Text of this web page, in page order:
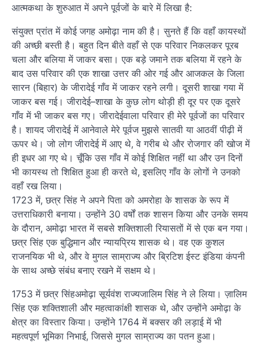
आत्मकथा के शुरुआत में अपने पूर्वजों के बारे में लिखा है:
संयुक्त प्रांत में कोई जगह अमोढ़ा नाम की है। सुनते हैं कि वहाँ कायस्थों
की अच्छी बस्ती है। बहुत दिन बीते वहाँ से एक परिवार निकलकर पूरब
चला और बलिया में जाकर बसा। एक बड़े जमाने तक बलिया में रहने के
बाद उस परिवार की एक शाखा उत्तर की ओर गई और आजकल के जिला
सारन (बिहार) के जीरादेई गाँव में जाकर रहने लगी। दूसरी शाखा गया में
जाकर बस गई। जीरादेई–शाखा के कुछ लोग थोड़ी ही दूर पर एक दूसरे
गाँव में भी जाकर बस गए। जीरादेईवाला परिवार ही मेरे पूर्वजों का परिवार
है। शायद जीरादेई में आनेवाले मेरे पूर्वज मुझसे सातवी या आठवीं पीढ़ी में
ऊपर थे। जो लोग जीरादेई में आए थे, वे गरीब थे और रोजगार की खोज में
ही इधर आ गए थे। चूँकि उस गाँव में कोई शिक्षित नहीं था और उन दिनों
भी कायस्थ तो शिक्षित हुआ ही करते थे, इसलिए गाँव के लोगों ने उनको
वहाँ रख लिया।
1723 में, छत्र सिंह ने अपने पिता को अमरोहा के शासक के रूप में
उत्तराधिकारी बनाया। उन्होंने 30 वर्षों तक शासन किया और उनके समय
के दौरान, अमोढ़ा भारत में सबसे शक्तिशाली रियासतों में से एक बन गया।
छत्र सिंह एक बुद्धिमान और न्यायप्रिय शासक थे। वह एक कुशल
राजनयिक भी थे, और वे मुगल साम्राज्य और ब्रिटिश ईस्ट इंडिया कंपनी
के साथ अच्छे संबंध बनाए रखने में सक्षम थे।
1753 में छत्र सिंहअमोढ़ा सूर्यवंश राज्यजालिम सिंह ने ले लिया। ज़ालिम
सिंह एक शक्तिशाली और महत्वाकांक्षी शासक थे, और उन्होंने अमोढ़ा के
क्षेत्र का विस्तार किया। उन्होंने 1764 में बक्सर की लड़ाई में भी
महत्वपूर्ण भूमिका निभाई, जिससे मुगल साम्राज्य का पतन हुआ।